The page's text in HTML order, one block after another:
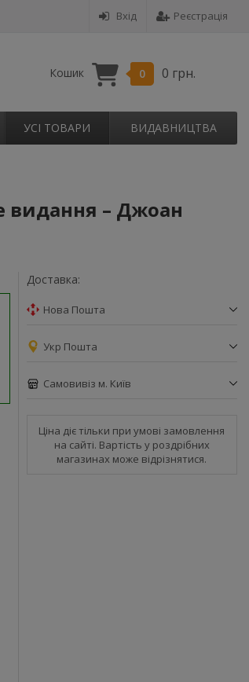
Вхід Реєстрація
Кошик 0 0 грн.
УСІ ТОВАРИ ВИДАВНИЦТВА
видання – Джоан
Доставка:
Нова Пошта
Укр Пошта
Самовивіз м. Київ
Ціна діє тільки при умові замовлення
на сайті. Вартість у роздрібних
магазинах може відрізнятися.